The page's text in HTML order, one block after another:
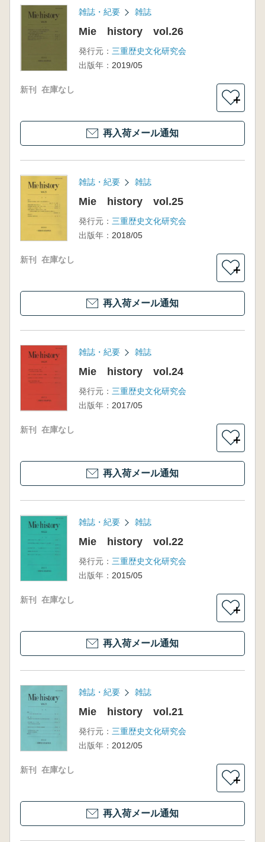
雑誌・紀要 雑誌
Mie history vol.26
発行元： 三重歴史文化研究会
出版年： 2019/05
新刊 在庫なし
＋
再入荷メール通知
雑誌・紀要 雑誌
Mie history vol.25
発行元： 三重歴史文化研究会
出版年： 2018/05
新刊 在庫なし
＋
再入荷メール通知
雑誌・紀要 雑誌
Mie history vol.24
発行元： 三重歴史文化研究会
出版年： 2017/05
新刊 在庫なし
＋
再入荷メール通知
雑誌・紀要 雑誌
Mie history vol.22
発行元： 三重歴史文化研究会
出版年： 2015/05
新刊 在庫なし
＋
再入荷メール通知
雑誌・紀要 雑誌
Mie history vol.21
発行元： 三重歴史文化研究会
出版年： 2012/05
新刊 在庫なし
＋
再入荷メール通知